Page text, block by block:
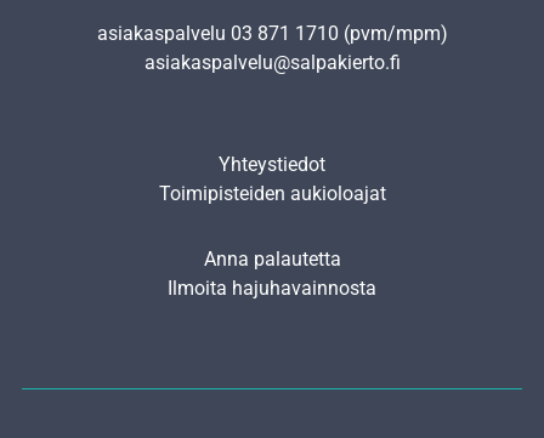
asiakaspalvelu 03 871 1710 (pvm/mpm)
asiakaspalvelu@salpakierto.fi
Yhteystiedot
Toimipisteiden aukioloajat
Anna palautetta
Ilmoita hajuhavainnosta